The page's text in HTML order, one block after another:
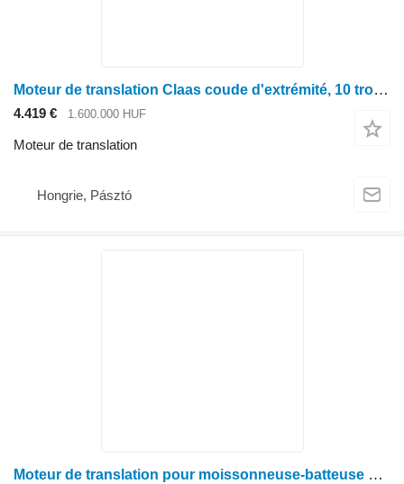
Moteur de translation Claas coude d'extrémité, 10 trous pour moissonneuse-batteuse Claas Lexion 450
4.419 € 1.600.000 HUF
Moteur de translation
Hongrie, Pásztó
Moteur de translation pour moissonneuse-batteuse Claas Lexion 540 560 570 580